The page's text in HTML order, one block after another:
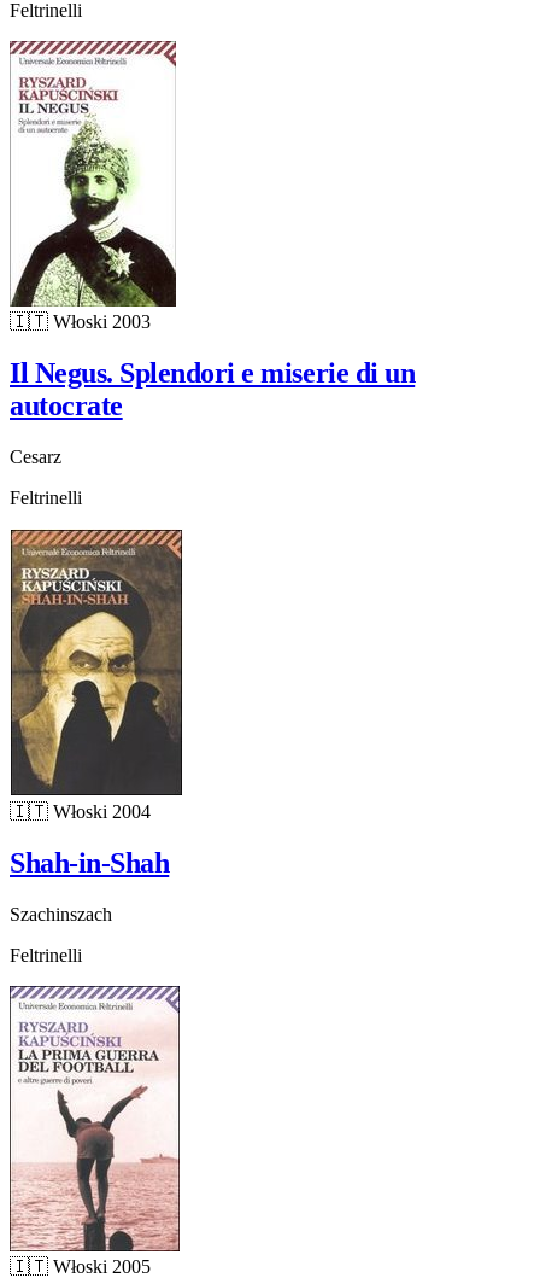
Feltrinelli
🇮🇹 Włoski 2003
Il Negus. Splendori e miserie di un
autocrate
Cesarz
Feltrinelli
🇮🇹 Włoski 2004
Shah-in-Shah
Szachinszach
Feltrinelli
🇮🇹 Włoski 2005